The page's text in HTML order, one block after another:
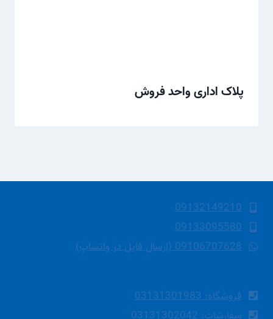
پلاک اداری واحد فروش
09132149210
09133095580
09106707628 (ارسال فایل در واتساپ)
فروشگاه: 03131301983
سفارشات: 03131302042